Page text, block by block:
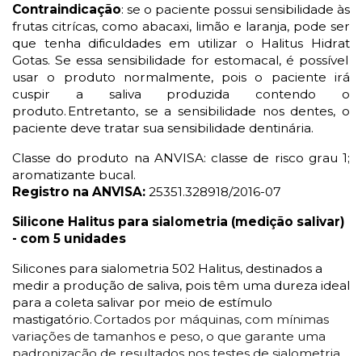
Contraindicação: se o paciente possui sensibilidade às
frutas citrícas, como abacaxi, limão e laranja, pode ser
que tenha dificuldades em utilizar o Halitus Hidrat
Gotas. Se essa sensibilidade for estomacal, é possível
usar o produto normalmente, pois o paciente irá
cuspir a saliva produzida contendo o
produto. Entretanto, se a sensibilidade nos dentes, o
paciente deve tratar sua sensibilidade dentinária.
Classe do produto na ANVISA: classe de risco grau 1;
aromatizante bucal.
Registro na ANVISA: 25351.328918/2016-07
Silicone Halitus para sialometria (medição salivar)
- com 5 unidades
Silicones para sialometria 502 Halitus, destinados a
medir a produção de saliva, pois têm uma dureza ideal
para a coleta salivar por meio de estímulo
mastigatório.Cortados por máquinas, com mínimas
variações de tamanhos e peso, o que garante uma